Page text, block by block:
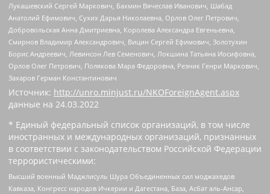
Лукашевский Сергей Маркович, Бахмин Вячеслав Иванович, Шабад
Анатолий Ефимович, Сухих Дарья Николаевна, Орлов Олег Петрович,
Добровольская Анна Дмитриевна, Королева Александра Евгеньевна,
Смирнов Владимир Александрович, Вицин Сергей Ефимович, Золотухин
Борис Андреевич, Левинсон Лев Семенович, Локшина Татьяна Иосифовна,
Орлов Олег Петрович, Полякова Мара Федоровна, Резник Генри Маркович,
Захаров Герман Константинович
Источник: http://unro.minjust.ru/NKOForeignAgent.aspx
данные на 24.03.2022
* Единый федеральный список организаций, в том числе
иностранных и международных организаций, признанных
в соответствии с законодательством Российской Федерации
террористическими:
Высший военный Маджлисуль Шура Объединенных сил моджахедов
Кавказа, Конгресс народов Ичкерии и Дагестана, База, Асбат аль-Ансар,